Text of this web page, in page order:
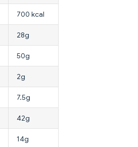
700 kcal
28g
50g
2g
7.5g
42g
14g